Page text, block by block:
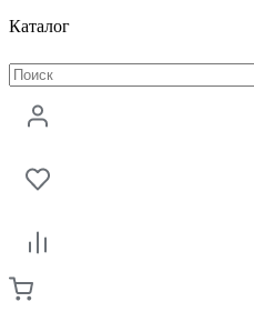
Каталог